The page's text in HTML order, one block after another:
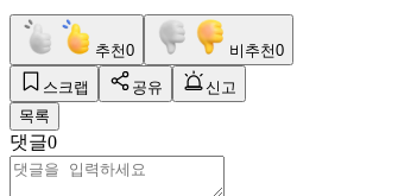
추천0 비추천0
스크랩 공유
신고
목록
댓글0